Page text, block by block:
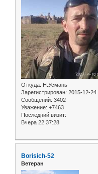
Откуда: Н.Усмань
Зарегистрирован: 2015-12-24
Сообщений: 3402
Уважение: +7463
Последний визит:
Вчера 22:37:28
Borisich-52
Ветеран